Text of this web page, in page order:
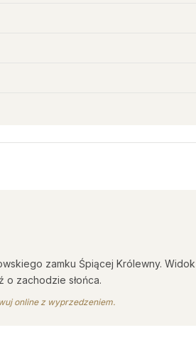
zamku Śpiącej Królewny.
o zachodzie słońca.
online z wyprzedzeniem.